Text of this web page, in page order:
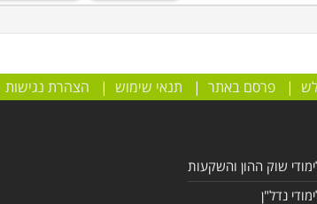
|פרסם באתר | תנאי שימוש | הצהרת נגישות
שוק ההון והשקעות
נדל"ן